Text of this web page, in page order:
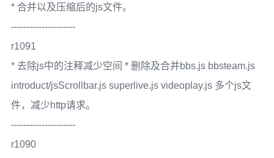
* 合并以及压缩后的js文件。
---------------------
r1091
* 去除js中的注释减少空间 * 删除及合并bbs.js bbsteam.js
introduct/jsScrollbar.js superlive.js videoplay.js 多个js文
件，减少http请求。
---------------------
r1090